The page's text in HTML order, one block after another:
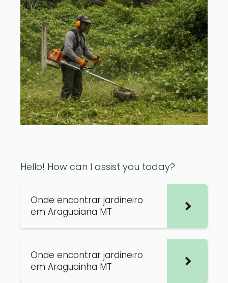
Hello! How can I assist you today?
Onde encontrar jardineiro
em Araguaiana MT
Onde encontrar jardineiro
em Araguainha MT